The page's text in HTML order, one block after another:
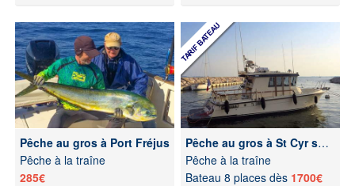
Pêche au gros à Port Fréjus
Pêche à la traîne
285€
Pêche au gros à St Cyr sur Mer
Pêche à la traîne
Bateau 8 places dès 1700€